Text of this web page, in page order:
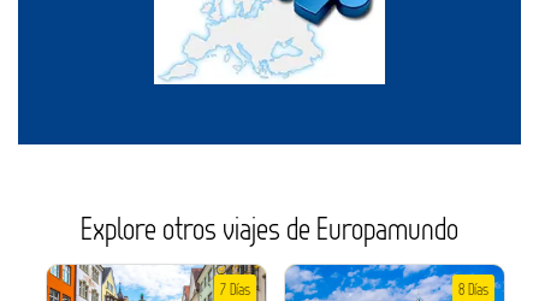
Explore otros viajes de Europamundo
7 Días 8 Días